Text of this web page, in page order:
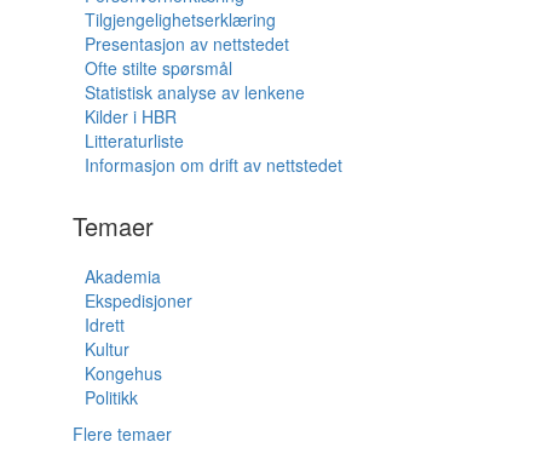
Tilgjengelighetserklæring
Presentasjon av nettstedet
Ofte stilte spørsmål
Statistisk analyse av lenkene
Kilder i HBR
Litteraturliste
Informasjon om drift av nettstedet
Temaer
Akademia
Ekspedisjoner
Idrett
Kultur
Kongehus
Politikk
Flere temaer